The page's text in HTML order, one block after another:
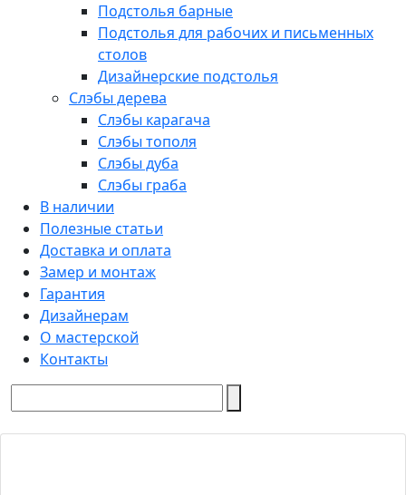
Подстолья барные
Подстолья для рабочих и письменных
столов
Дизайнерские подстолья
Слэбы дерева
Слэбы карагача
Слэбы тополя
Слэбы дуба
Слэбы граба
В наличии
Полезные статьи
Доставка и оплата
Замер и монтаж
Гарантия
Дизайнерам
О мастерской
Контакты